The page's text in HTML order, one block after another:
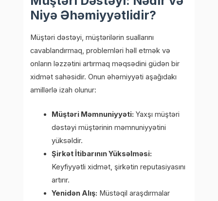
Niyə Əhəmiyyətlidir?
Müştəri dəstəyi, müştərilərin suallarını
cavablandırmaq, problemləri həll etmək və
onların ləzzətini artırmaq məqsədini güdən bir
xidmət sahəsidir. Onun əhəmiyyəti aşağıdakı
amillərlə izah olunur:
Müştəri Məmnuniyyəti: Yaxşı müştəri
dəstəyi müştərinin məmnuniyyətini
yüksəldir.
Şirkət İtibarının Yüksəlməsi:
Keyfiyyətli xidmət, şirkətin reputasiyasını
artırır.
Yenidən Alış: Müstəqil araşdırmalar